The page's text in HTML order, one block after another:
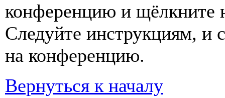
конференцию и щёлкните
Следуйте инструкциям, и
на конференцию.
Вернуться к началу